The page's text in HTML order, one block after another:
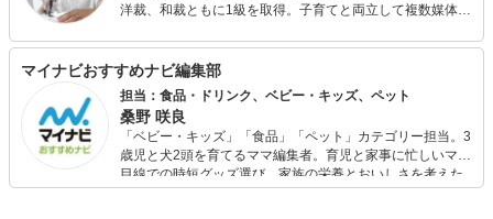
洋裁、和裁ともに1級を取得。子育てと両立して複数媒体で
アイテムを受注制作。 初心者にも洋裁・和裁のおもしろさ
が伝わる記事を心がけています。 世界で一つの自分だけの
オリジナルアイテムを作りたい方の参考になれば幸いで
す。
マイナビおすすめナビ編集部
担当：食品・ドリンク、ベビー・キッズ、ペット
桑野 咲良
「ベビー・キッズ」「食品」「ペット」カテゴリー担当。3
歳児と犬2頭を育てるママ編集者。育児と家事に忙しいママ
目線での時短グッズ選び、家族の栄養とおいしさを考えた
食品選び、束の間のリラックスタイムを楽しむためのスイ